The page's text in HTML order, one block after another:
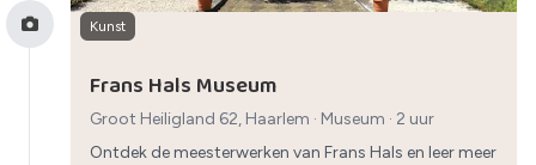
Kunst
Frans Hals Museum
Groot Heiligland 62, Haarlem · Museum
· 2 uur
Ontdek de meesterwerken van Frans Hals en leer meer